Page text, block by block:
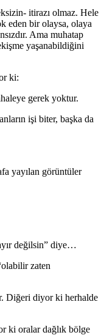
itirazı olmaz. Hele
eden bir olaysa, olaya
Ama muhatap
yaşanabildiğini
ki:
gerek yoktur.
işi biter, başka da
yayılan görüntüler
değilsin” diye…
zaten
Diğeri diyor ki herhalde
ki oralar dağlık bölge